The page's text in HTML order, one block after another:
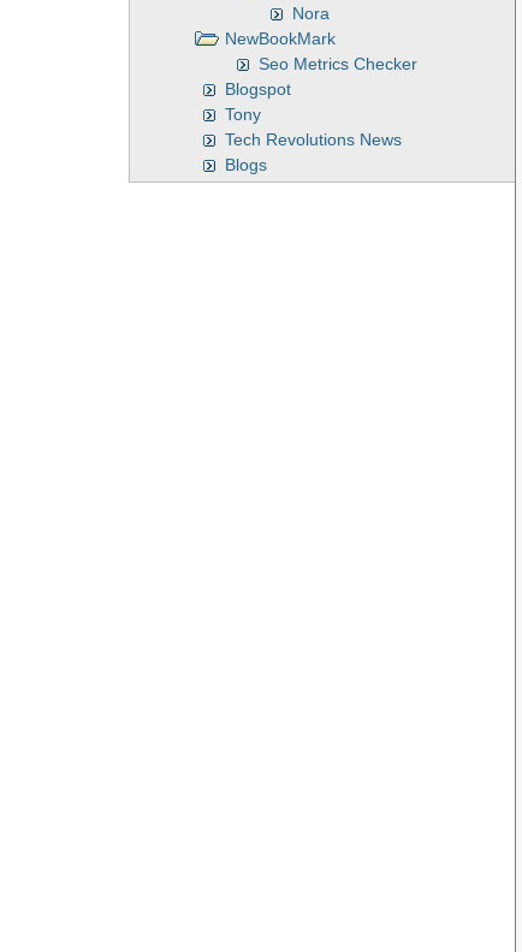
Nora
NewBookMark
Seo Metrics Checker
Blogspot
Tony
Tech Revolutions News
Blogs